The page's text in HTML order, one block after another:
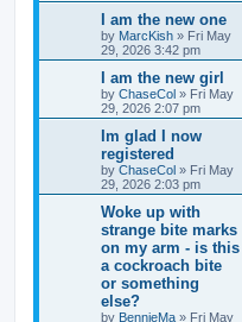
I am the new one
by MarcKish » Fri May
29, 2026 3:42 pm
I am the new girl
by ChaseCol » Fri May
29, 2026 2:07 pm
Im glad I now
registered
by ChaseCol » Fri May
29, 2026 2:03 pm
Woke up with
strange bite marks
on my arm - is this
a cockroach bite
or something
else?
by BennieMa » Fri May